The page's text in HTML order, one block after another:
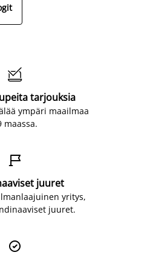

tarjouksia
ympäri maailmaa
maassa.

juuret
yritys,
juuret.
